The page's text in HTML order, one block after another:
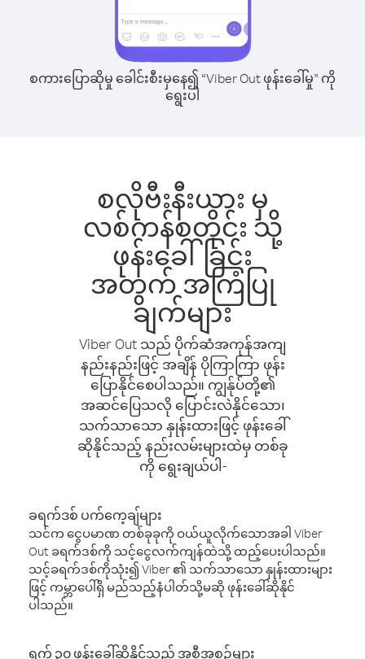
စကားပြောဆိုမှု ခေါင်းစီးမှနေ၍ “Viber Out ဖုန်းခေါ်မှု” ကို
ရွေးပါ
စလိုဗီးနီးယား မှ
လစ်ကန်စတိုင်း သို့
ဖုန်းခေါ်ခြင်း
အတွက် အကြံပြု
ချက်များ
Viber Out သည် ပိုက်ဆံအကုန်အကျ
နည်းနည်းဖြင့် အချိန် ပိုကြာကြာ ဖုန်း
ပြောနိုင်စေပါသည်။ ကျွန်ုပ်တို့၏
အဆင်ပြေသလို ပြောင်းလဲနိုင်သော၊
သက်သာသော နှုန်းထားဖြင့် ဖုန်းခေါ်
ဆိုနိုင်သည့် နည်းလမ်းများထဲမှ တစ်ခု
ကို ရွေးချယ်ပါ-
ခရက်ဒစ် ပက်ကေ့ချ်များ
သင်က ငွေပမာဏ တစ်ခုခုကို ဝယ်ယူလိုက်သောအခါ Viber
Out ခရက်ဒစ်ကို သင့်ငွေလက်ကျန်ထဲသို့ ထည့်ပေးပါသည်။
သင့်ခရက်ဒစ်ကိုသုံး၍ Viber ၏ သက်သာသော နှုန်းထားများ
ဖြင့် ကမ္ဘာပေါ်ရှိ မည်သည့်နံပါတ်သို့မဆို ဖုန်းခေါ်ဆိုနိုင်
ပါသည်။
ရက် ၃၀ ဖုန်းခေါ်ဆိုနိုင်သည့် အစီအစဉ်များ